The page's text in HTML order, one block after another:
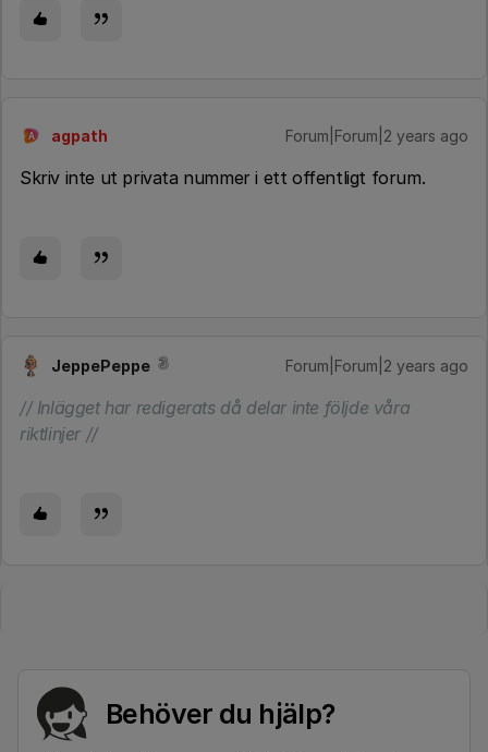
A agpath Forum|Forum|2 years ago
Skriv inte ut privata nummer i ett offentligt forum.
JeppePeppe Forum|Forum|2 years ago
// Inlägget har redigerats då delar inte följde våra
riktlinjer //
Behöver du hjälp?